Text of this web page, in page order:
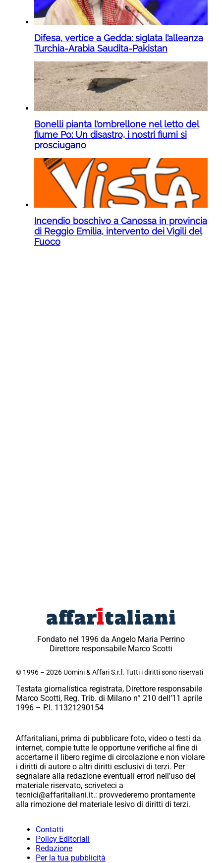
Difesa, vertice a Gedda: siglata l’alleanza
Turchia-Arabia Saudita-Pakistan
Bonelli pianta l’ombrellone nel letto del
fiume Po: Un disastro, i nostri fiumi si
prosciugano
Incendio boschivo a Canossa in provincia
di Reggio Emilia, intervento dei Vigili del
Fuoco
Fondato nel 1996 da Angelo Maria Perrino
Direttore responsabile Marco Scotti
© 1996 – 2026 Uomini & Affari S.r.l. Tutti i diritti sono riservati
Testata giornalistica registrata, Direttore responsabile
Marco Scotti, Reg. Trib. di Milano n° 210 dell’11 aprile
1996 – P.I. 11321290154
Affaritaliani, prima di pubblicare foto, video o testi da
internet, compie tutte le opportune verifiche al fine di
accertarne il libero regime di circolazione e non violare
i diritti di autore o altri diritti esclusivi di terzi. Per
segnalare alla redazione eventuali errori nell’uso del
materiale riservato, scriveteci a
tecnici@affaritaliani.it.: provvederemo prontamente
alla rimozione del materiale lesivo di diritti di terzi.
Contatti
Policy Editoriali
Redazione
Per la tua pubblicità